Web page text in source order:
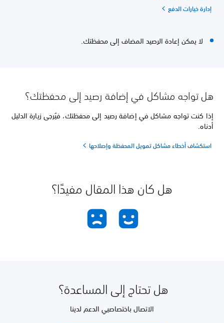
إدارة خيارات الدفع
لا يمكن إعادة الرصيد المضاف إلى محفظتك.
هل تواجه مشاكل في إضافة رصيد إلى محفظتك؟
إذا كنت تواجه مشاكل في إضافة رصيد إلى محفظتك، فيُرجى زيارة الدليل
أدناه.
استكشاف أخطاء مشاكل تمويل المحفظة وإصلاحها
هل كان هذا المقال مفيدًا؟
هل تحتاج إلى المساعدة؟
الاتصال باختصاصيي الدعم لدينا